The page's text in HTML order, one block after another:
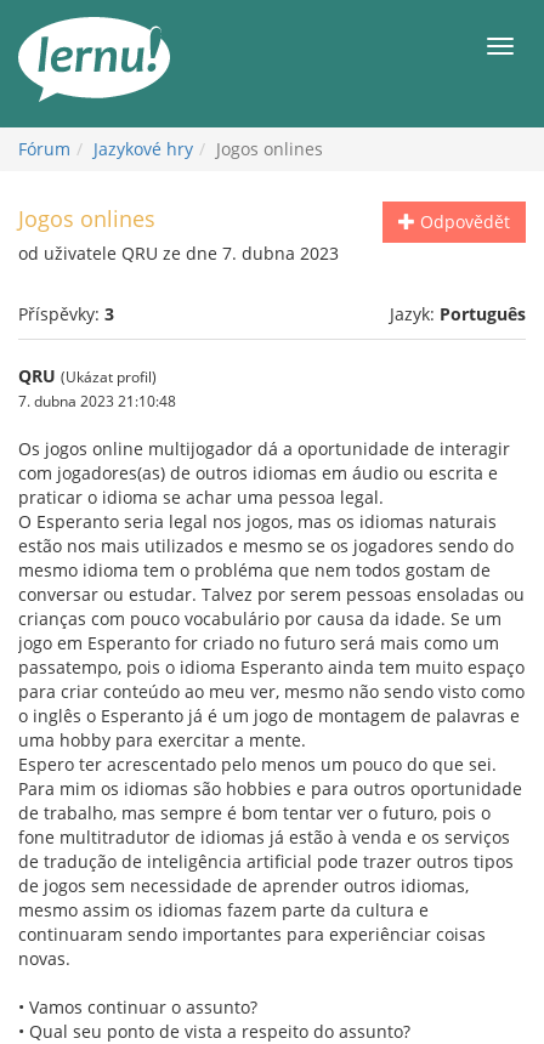
obsahu
Fórum Jazykové hry Jogos onlines
Odpovědět
Jogos onlines
od uživatele QRU ze dne 7. dubna 2023
Příspěvky: 3 Jazyk: Português
QRU (Ukázat profil)
7. dubna 2023 21:10:48
Os jogos online multijogador dá a oportunidade de interagir
com jogadores(as) de outros idiomas em áudio ou escrita e
praticar o idioma se achar uma pessoa legal.
O Esperanto seria legal nos jogos, mas os idiomas naturais
estão nos mais utilizados e mesmo se os jogadores sendo do
mesmo idioma tem o probléma que nem todos gostam de
conversar ou estudar. Talvez por serem pessoas ensoladas ou
crianças com pouco vocabulário por causa da idade. Se um
jogo em Esperanto for criado no futuro será mais como um
passatempo, pois o idioma Esperanto ainda tem muito espaço
para criar conteúdo ao meu ver, mesmo não sendo visto como
o inglês o Esperanto já é um jogo de montagem de palavras e
uma hobby para exercitar a mente.
Espero ter acrescentado pelo menos um pouco do que sei.
Para mim os idiomas são hobbies e para outros oportunidade
de trabalho, mas sempre é bom tentar ver o futuro, pois o
fone multitradutor de idiomas já estão à venda e os serviços
de tradução de inteligência artificial pode trazer outros tipos
de jogos sem necessidade de aprender outros idiomas,
mesmo assim os idiomas fazem parte da cultura e
continuaram sendo importantes para experiênciar coisas
novas.
• Vamos continuar o assunto?
• Qual seu ponto de vista a respeito do assunto?